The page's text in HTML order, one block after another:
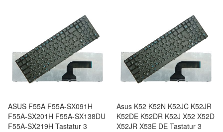
ASUS F55A F55A-SX091H
F55A-SX201H F55A-SX138DU
F55A-SX219H Tastatur 3
Asus K52 K52N K52JC K52JR
K52DE K52DR K52J X52 X52D
X52JR X53E DE Tastatur 3